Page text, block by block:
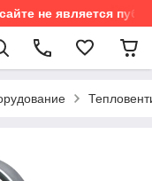
не является